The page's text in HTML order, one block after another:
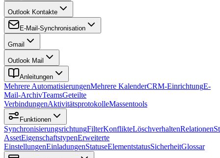
Outlook Kontakte
E-Mail-Synchronisation
Gmail
Outlook Mail
Anleitungen
Mehrere AutomatisierungenMehrere KalenderCRM-EinrichtungE-
Mail-ArchivTeamsGeteilte
VerbindungenAktivitätsprotokolleMassentools
Funktionen
SynchronisierungsrichtungFilterKonflikteLöschverhaltenRelationen
AssetEigenschaftstypenErweiterte
EinstellungenEinladungenStatuseElementstatusSicherheitGlossar